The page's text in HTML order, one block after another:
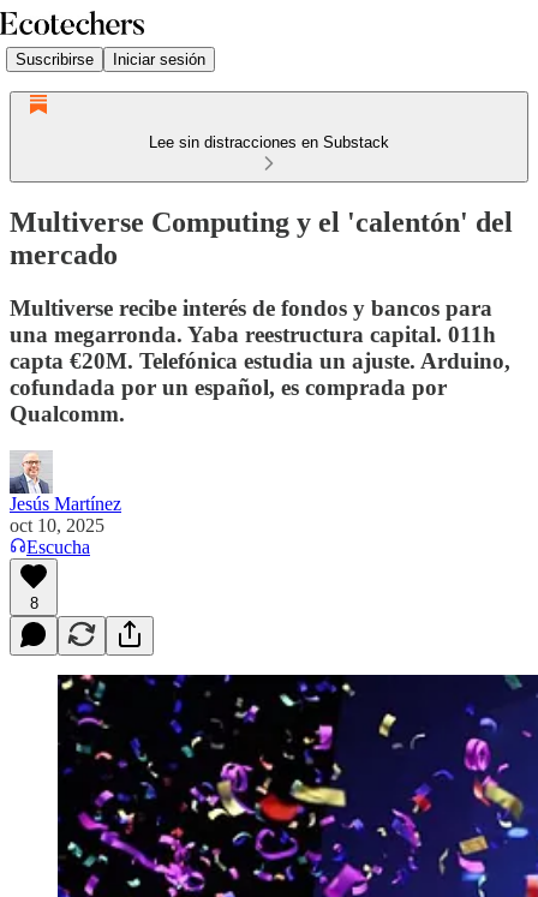
Suscribirse Iniciar sesión
Lee sin distracciones en Substack
Multiverse Computing y el 'calentón' del
mercado
Multiverse recibe interés de fondos y bancos para
una megarronda. Yaba reestructura capital. 011h
capta €20M. Telefónica estudia un ajuste. Arduino,
cofundada por un español, es comprada por
Qualcomm.
Jesús Martínez
oct 10, 2025
Escucha
8